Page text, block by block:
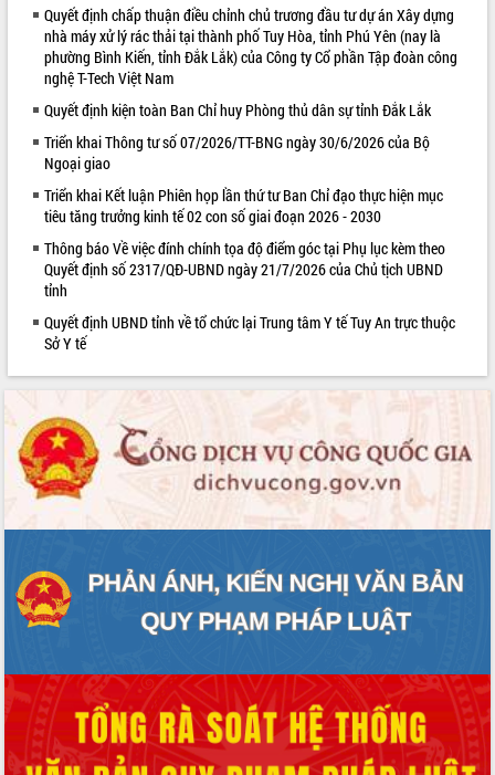
Nam Anh hùng” và trao Huân chương
Lao động
UBND tỉnh Đắk Lắk triển khai nhiệm
Kỳ họp thứ Hai, Hội đồng nhân dân
tỉnh khóa XI quyết nghị nhiều nội dung
quan trọng
Bí thư Tỉnh ủy Lương Nguyễn Minh
Triết thăm, tặng quà người có công với
cách mạng
Rà soát, hoàn thiện hệ thống thiết chế
văn hóa, thể thao đáp ứng yêu cầu
phát triển mới
Thường trực HĐND tỉnh Đắk Lắk gặp
Minh
Lễ truy điệu và an táng hài cốt liệt sĩ
tại Nghĩa trang Liệt sĩ xã Sơn Hòa
Bàn giải pháp tháo gỡ khó khăn trong
xuất khẩu sầu riêng và triển khai quy
định EUDR
Thứ trưởng Bộ Nông nghiệp và Môi
vùng trồng và doanh nghiệp đóng gói
sầu riêng tại Đắk Lắk
Trình diễn nghệ thuật chế biến các
Đắk Lắk công bố Quy hoạch và xúc
tiến đầu tư tỉnh
Ngành cá ngừ Đắk Lắk chủ động thích
ứng để giữ vững thị trường xuất khẩu
ALBUM ẢNH
LIÊN KẾT WEB
Quyết định chấp thuận điều chỉnh chủ trương đầu tư dự án Xây dựng
nhà máy xử lý rác thải tại thành phố Tuy Hòa, tỉnh Phú Yên (nay là
phường Bình Kiến, tỉnh Đắk Lắk) của Công ty Cổ phần Tập đoàn công
nghệ T-Tech Việt Nam
Quyết định kiện toàn Ban Chỉ huy Phòng thủ dân sự tỉnh Đắk Lắk
Triển khai Thông tư số 07/2026/TT-BNG ngày 30/6/2026 của Bộ
Ngoại giao
Triển khai Kết luận Phiên họp lần thứ tư Ban Chỉ đạo thực hiện mục
tiêu tăng trưởng kinh tế 02 con số giai đoạn 2026 - 2030
Thông báo Về việc đính chính tọa độ điểm góc tại Phụ lục kèm theo
Quyết định số 2317/QĐ-UBND ngày 21/7/2026 của Chủ tịch UBND
tỉnh
Quyết định UBND tỉnh về tổ chức lại Trung tâm Y tế Tuy An trực thuộc
Sở Y tế